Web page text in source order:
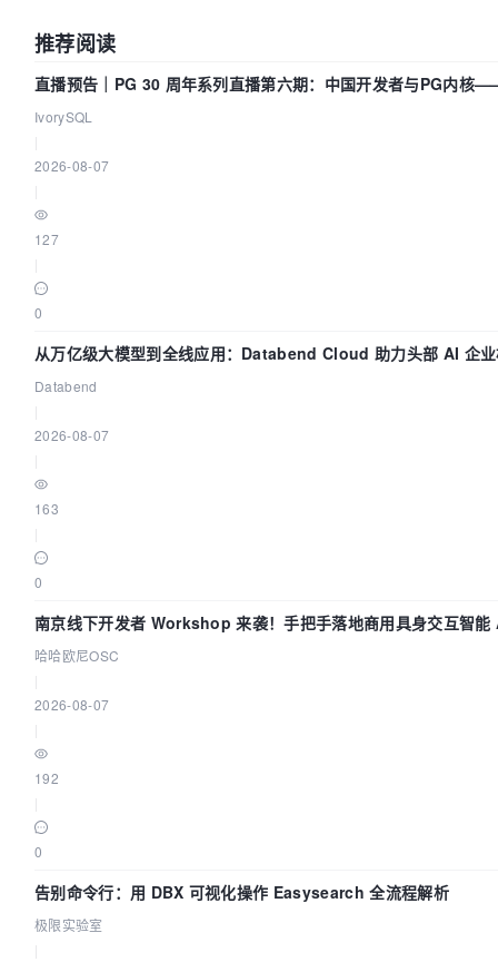
推荐阅读
直播预告｜PG 30 周年系列直播第六期：中国开发者与PG内核
吗？我们贡献了什么？
IvorySQL
2026-08-07
127
0
从万亿级大模型到全线应用：Databend Cloud 助力头部 AI 企
Trace 数据管道
Databend
2026-08-07
163
0
南京线下开发者 Workshop 来袭！手把手落地商用具身交互智
哈哈欧尼OSC
2026-08-07
192
0
告别命令行：用 DBX 可视化操作 Easysearch 全流程解析
极限实验室